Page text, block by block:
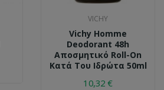
VICHY
Vichy Homme
Deodorant 48h
Αποσμητικό Roll-On
Κατά Του Ιδρώτα 50ml
10,32 €